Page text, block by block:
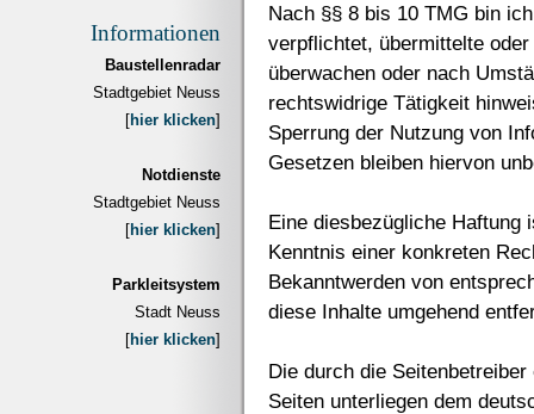
Informationen
Baustellenradar
Stadtgebiet Neuss
[hier klicken]
Notdienste
Stadtgebiet Neuss
[hier klicken]
Parkleitsystem
Stadt Neuss
[hier klicken]
Nach §§ 8 bis 10 TMG bin
verpflichtet, übermittelte
überwachen oder nach
rechtswidrige Tätigkeit
Sperrung der Nutzung von
Gesetzen bleiben hiervon
Eine diesbezügliche Haftung
Kenntnis einer konkreten
Bekanntwerden von
diese Inhalte umgehend
Die durch die
Seiten unterliegen dem